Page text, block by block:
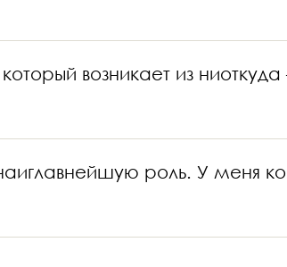
возникает из ниоткуда
роль. У меня